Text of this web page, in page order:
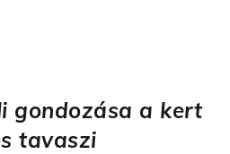
gondozása a kert
tavaszi